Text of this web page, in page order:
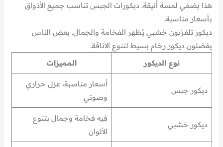
هذا يضفي لمسة أنيقة. ديكورات الجبس تناسب جميع الأذواق
بأسعار مناسبة.
ديكور تلفزيون خشبي يُظهر الفخامة والجمال. بعض الناس
يفضلون ديكور رخام بسيط لتنوع الأناقة.
نوع الديكور
المميزات
ديكور جبس
أسعار مناسبة، عزل حراري
وصوتي
ديكور خشبي
فيه فخامة وجمال بتنوع
الألوان